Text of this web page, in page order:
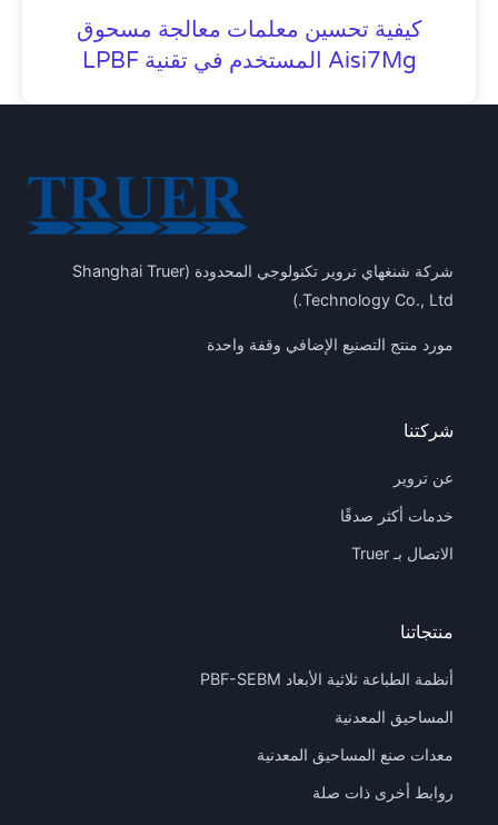
كيفية تحسين معلمات معالجة مسحوق
Aisi7Mg المستخدم في تقنية LPBF
شركة شنغهاي تروير تكنولوجي المحدودة (Shanghai Truer
Technology Co., Ltd.)
مورد منتج التصنيع الإضافي وقفة واحدة
شركتنا
عن تروير
خدمات أكثر صدقًا
الاتصال بـ Truer
منتجاتنا
أنظمة الطباعة ثلاثية الأبعاد PBF-SEBM
المساحيق المعدنية
معدات صنع المساحيق المعدنية
روابط أخرى ذات صلة